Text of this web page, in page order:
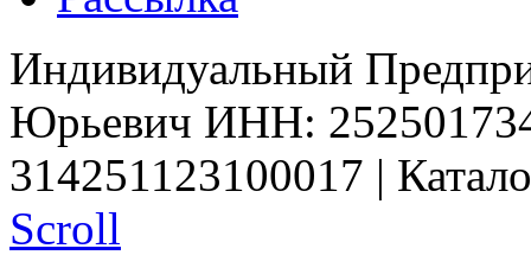
Индивидуальный
Юрьевич ИНН:
314251123100017 |
Scroll